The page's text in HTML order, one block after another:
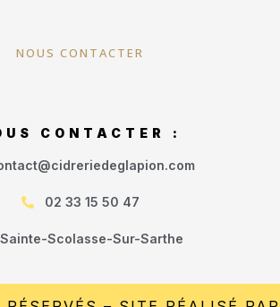
NOUS CONTACTER
CONTACTER :
02 33 15 50 47
Sainte-Scolasse-Sur-Sarthe